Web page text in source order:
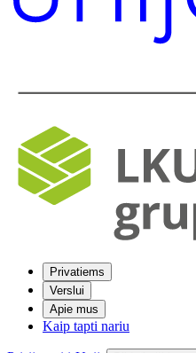
Privatiems
Verslui
Apie mus
Kaip tapti nariu